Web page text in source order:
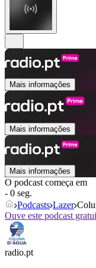
Mais informações
Mais informações
Mais informações
O podcast começa em
- 0 seg.
Podcasts Lazer
Ouve este podcast
radio.pt